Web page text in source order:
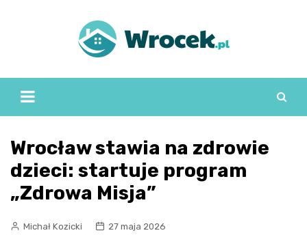
Wrocław stawia na zdrowie
dzieci: startuje program
„Zdrowa Misja”
Michał Kozicki
27 maja 2026